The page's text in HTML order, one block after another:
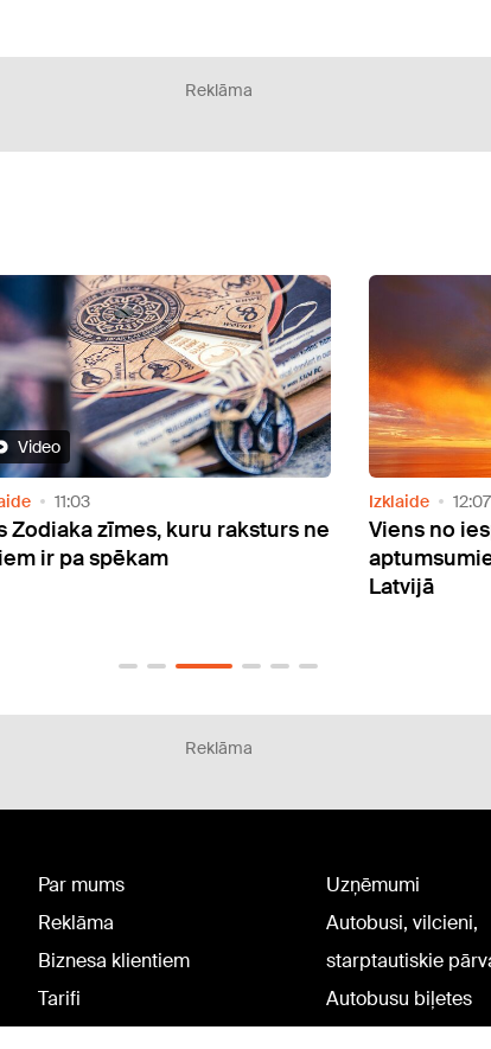
Reklāma
Izklaide
Viens no iespaidīgākajiem Saules
aptumsumiem būs redzams arī
Izklaide
Reklāma
Par mums
Reklāma
Biznesa klientiem
Tarifi
Uzņēmumi
Autobusi, vilcieni,
starptautiskie
Autobusu biļetes